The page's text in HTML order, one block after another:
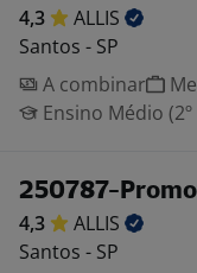
4,3
ALLIS
Santos - SP
A combinar
Ensino Médio
250787-
4,3
ALLIS
Santos - SP